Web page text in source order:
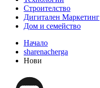
Строителство
Дигитален Маркетинг
Дом и семейство
Начало
sharenacherga
Нови